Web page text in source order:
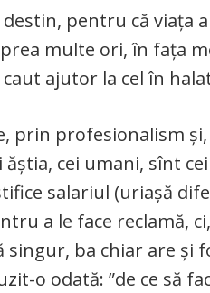
pentru că viața
multe ori, în fața
ajutor la cel în
prin profesionalism
cei umani, sînt
salariul (uriașă
a le face reclamă,
singur, ba chiar are
o odată: ”de ce să